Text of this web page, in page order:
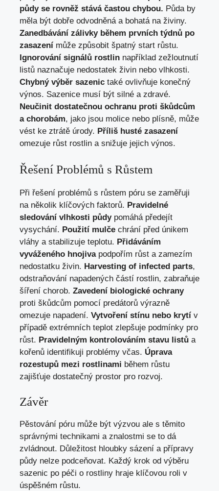
půdy se rovněž stává častou chybou. Půda by
měla být dobře odvodněná a bohatá na živiny.
Zanedbávání zálivky během prvních týdnů po
zasazení může způsobit špatný start růstu.
Ignorování signálů rostlin například zežloutnutí
listů naznačuje nedostatek živin nebo vlhkosti.
Chybný výběr sazenic také ovlivňuje konečný
výnos. Sazenice musí být silné a zdravé.
Neučinit dostatečnou ochranu proti škůdcům
a chorobám, jako jsou molice nebo plísně, může
vést ke ztrátě úrody. Příliš husté zasazení
omezuje růst rostlin a snižuje jejich výnos.
Řešení Problémů s Růstem
Při řešení problémů s růstem póru se zaměřuji
na několik klíčových faktorů. Pravidelné
sledování vlhkosti půdypomáhá předejít
vysychání. Použití mulče chrání před únikem
vláhy a stabilizuje teplotu. Přidáváním
vyváženého hnojivapodpořím růst a zamezím
nedostatku živin. Harvesting of infected parts,
odstraňování napadených částí rostlin, zabraňuje
šíření chorob. Zavedení biologické ochrany
proti škůdcům pomocí predátorů výrazně
omezuje napadení. Vytvoření stínu nebo krytí v
případě extrémních teplot zlepšuje podmínky pro
růst. Pravidelným kontrolováním stavu listů a
kořenů identifikuji problémy včas. Úprava
rozestupů mezi rostlinami během růstu
zajišťuje dostatečný prostor pro rozvoj.
Závěr
Pěstování póru může být výzvou ale s těmito
správnými technikami a znalostmi se to dá
zvládnout. Důležitost hloubky sázení a přípravy
půdy nelze podceňovat. Každý krok od výběru
sazenic po péči o rostliny hraje klíčovou roli v
úspěšném růstu.